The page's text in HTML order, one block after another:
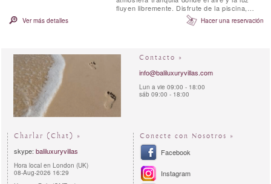
fluyen libremente. Disfrute de la piscina,
haga ejercicio en el gimnasio o brinde con
una copa en la terraza de la azotea. Para
Ver más detalles Hacer una reservación
Contacto »
info@baliluxuryvillas.com
Lun a vie 09:00 - 18:00
sáb 09:00 - 18:00
Charlar (Chat) »
skype: baliluxuryvillas
Hora local en London (UK)
08-Aug-2026 16:29
Conecte con Nosotros »
Facebook
Instagram